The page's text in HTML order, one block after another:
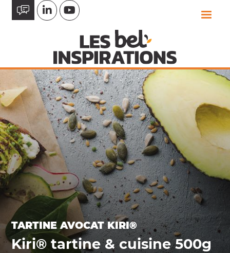
Aller
TARTINE AVOCAT KIRI®
Kiri® tartine & cuisine 500g